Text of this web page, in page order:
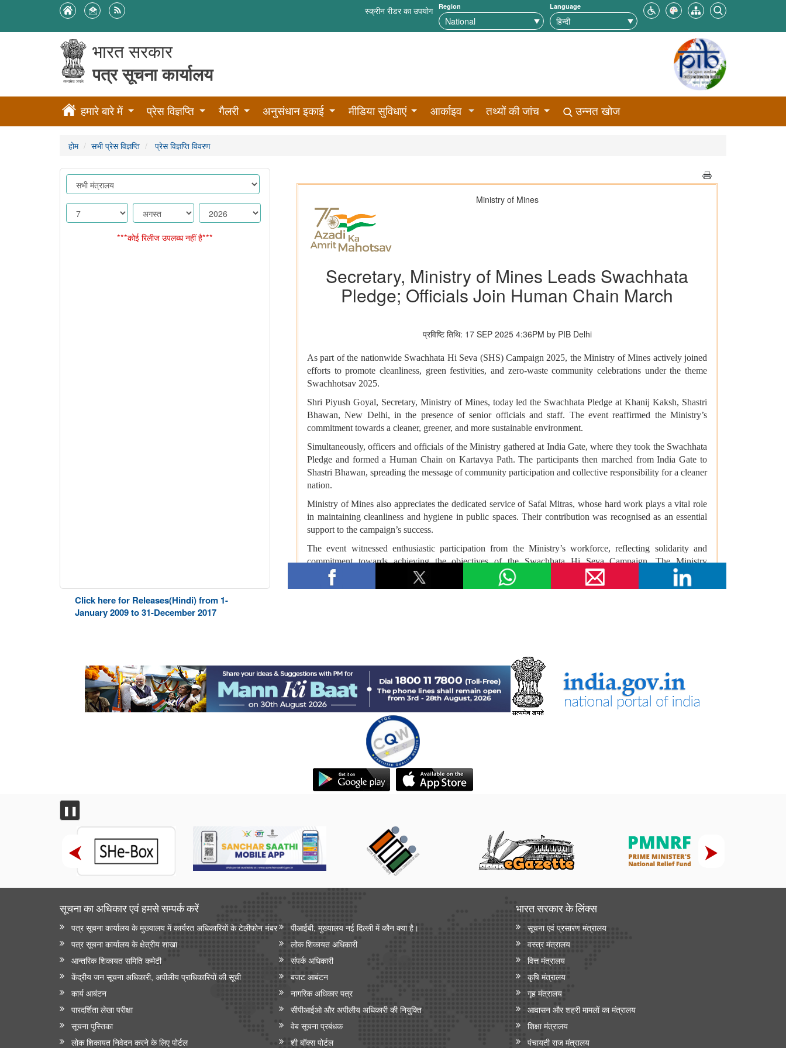
स्क्रीन रीडर का उपयोग Region Language
भारत सरकार
पत्र सूचना कार्यालय
हमारे बारे में प्रेस विज्ञप्ति गैलरी अनुसंधान इकाई मीडिया सुविधाएं आर्काइव तथ्यों की जांच उन्नत खोज
होम सभी प्रेस विज्ञप्ति प्रेस विज्ञप्ति विवरण
***कोई रिलीज उपलब्ध नहीं है***
Click here for Releases(Hindi) from 1-
January 2009 to 31-December 2017
❚❚
सूचना का अधिकार एवं हमसे सम्‍पर्क करें
पत्र सूचना कार्यालय के मुख्यालय में कार्यरत अधिकारियों के टेलीफोन नंबर
पीआईबी, मुख्यालय नई दिल्ली में कौन क्या है।
पत्र सूचना कार्यालय के क्षेत्रीय शाखा
लोक शिकायत अधिकारी
आन्‍तरिक शिकायत समिति कमेटी
संपर्क अधिकारी
केंद्रीय जन सूचना अधिकारी, अपीलीय प्राधिकारियों की सूची
बजट आबंटन
कार्य आबंटन
नागरिक अधिकार पत्र
पारदर्शिता लेखा परीक्षा
सीपीआईओ और अपी‍लीय अधिकारी की नियुक्ति
सूचना पुस्तिका
वेब सूचना प्रबंधक
लोक शिकायत निवेदन करने के लिए पोर्टल
शी बॉक्स पोर्टल
भारत सरकार के लिंक्‍स
सूचना एवं प्रसारण मंत्रालय
वस्त्र मंत्रालय
वित्त मंत्रालय
कृषि मंत्रालय
गृह मंत्रालय
आवासन और शहरी मामलों का मंत्रालय
शिक्षा मंत्रालय
पंचायती राज मंत्रालय